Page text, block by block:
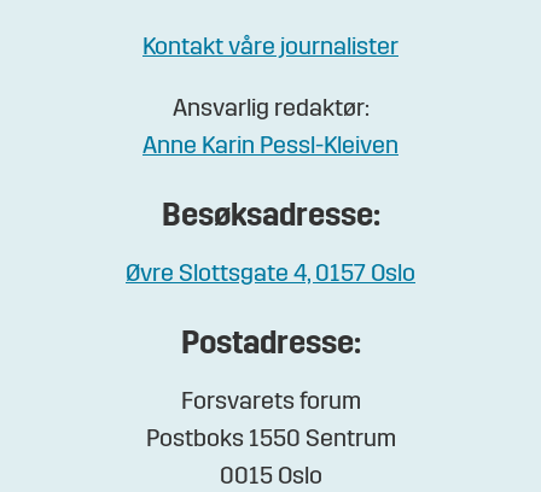
Kontakt våre journalister
Ansvarlig redaktør:
Anne Karin Pessl-Kleiven
Besøksadresse:
Øvre Slottsgate 4, 0157 Oslo
Postadresse:
Forsvarets forum
Postboks 1550 Sentrum
0015 Oslo